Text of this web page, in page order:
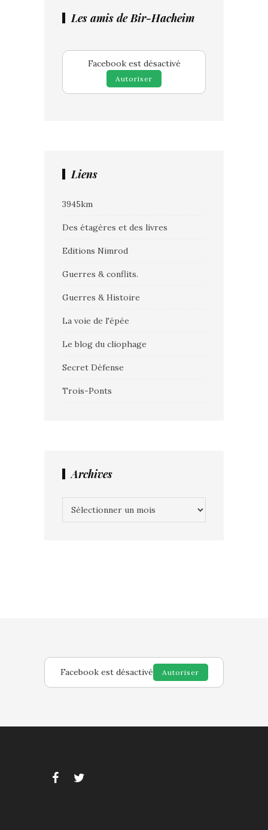
Les amis de Bir-Hacheim
Facebook est désactivé
Autoriser
Liens
3945km
Des étagères et des livres
Editions Nimrod
Guerres & conflits.
Guerres & Histoire
La voie de l'épée
Le blog du cliophage
Secret Défense
Trois-Ponts
Archives
Facebook est désactivé Autoriser